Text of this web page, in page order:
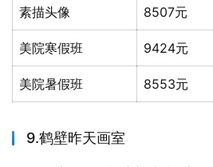
素描头像 8507元
美院寒假班 9424元
美院暑假班 8553元
9.鹤壁昨天画室